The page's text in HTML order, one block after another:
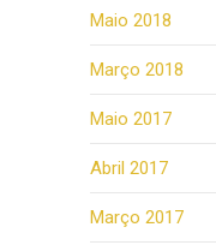
Maio 2018
Março 2018
Maio 2017
Abril 2017
Março 2017